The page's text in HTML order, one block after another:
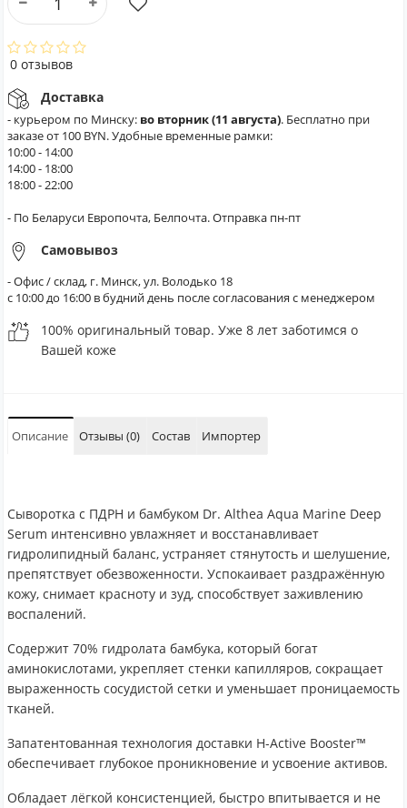
0 отзывов
Доставка
- курьером по Минску: во вторник (11 августа). Бесплатно при
заказе от 100 BYN. Удобные временные рамки:
10:00 - 14:00
14:00 - 18:00
18:00 - 22:00
- По Беларуси Европочта, Белпочта. Отправка пн-пт
Самовывоз
- Офис / склад, г. Минск, ул. Володько 18
с 10:00 до 16:00 в будний день после согласования с менеджером
100% оригинальный товар. Уже 8 лет заботимся о
Вашей коже
Описание Отзывы (0) Состав Импортер
Сыворотка с ПДРН и бамбуком Dr. Althea Aqua Marine Deep
Serum интенсивно увлажняет и восстанавливает
гидролипидный баланс, устраняет стянутость и шелушение,
препятствует обезвоженности. Успокаивает раздражённую
кожу, снимает красноту и зуд, способствует заживлению
воспалений.
Содержит 70% гидролата бамбука, который богат
аминокислотами, укрепляет стенки капилляров, сокращает
выраженность сосудистой сетки и уменьшает проницаемость
тканей.
Запатентованная технология доставки H-Active Booster™
обеспечивает глубокое проникновение и усвоение активов.
Обладает лёгкой консистенцией, быстро впитывается и не